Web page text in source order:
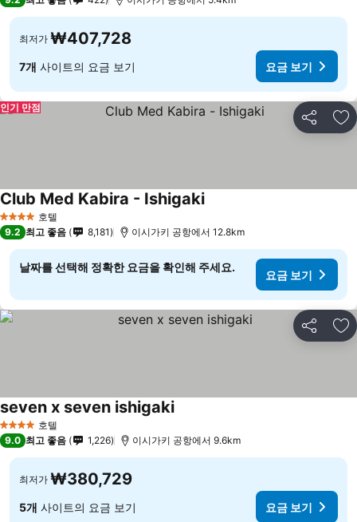
최저가 ₩407,728
7개 사이트의 요금 보기 요금 보기
공유 즐
인기 만점
4 성급 호텔
Club Med Kabira - Ishigaki요금 보기
9.2 최고 좋음 8,181 이시가키 공항에서 12.8km
날짜를 선택해 정확한 요금을 확인해 주세요.
요금 보기
공유 즐
4 성급 호텔
seven x seven ishigaki요금 보기
9.0 최고 좋음 1,226 이시가키 공항에서 9.6km
최저가 ₩380,729
5개 사이트의 요금 보기 요금 보기